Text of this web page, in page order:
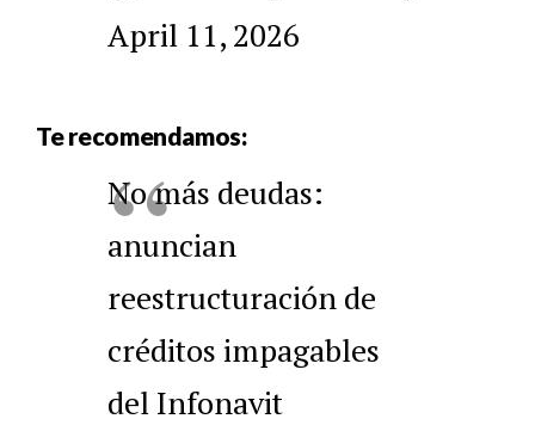
April 11, 2026
Te recomendamos:
No más deudas:
anuncian
reestructuración de
créditos impagables
del Infonavit